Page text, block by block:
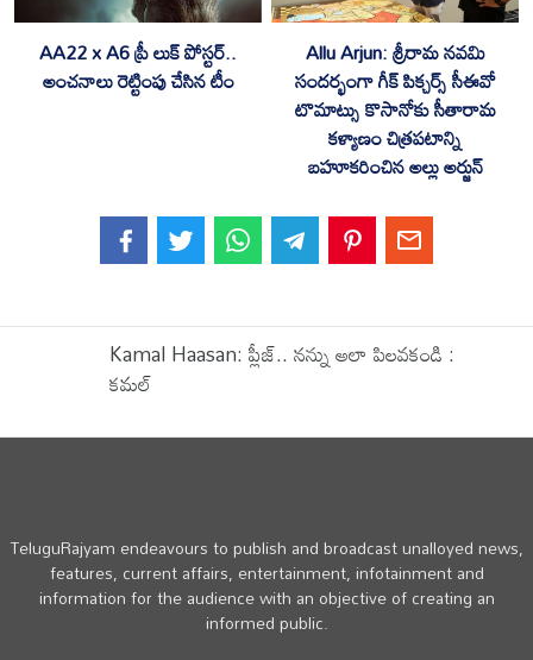
AA22 x A6 ప్రీ లుక్ పోస్టర్‌..
అంచనాలు రెట్టింపు చేసిన టీం
Allu Arjun: శ్రీరామ నవమి
సందర్భంగా గీక్ పిక్చర్స్ సీఈవో
టొమాట్సు కొసానోకు సీతారామ
కళ్యాణం చిత్రపటాన్ని
బహూకరించిన అల్లు అర్జున్
Kamal Haasan: ప్లీజ్.. నన్ను అలా పిలవకండి :
కమల్‌
TeluguRajyam endeavours to publish and broadcast unalloyed news,
features, current affairs, entertainment, infotainment and
information for the audience with an objective of creating an
informed public.